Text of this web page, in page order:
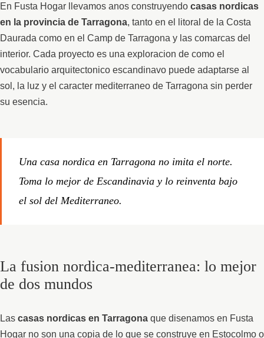
En Fusta Hogar llevamos anos construyendo casas nordicas
en la provincia de Tarragona, tanto en el litoral de la Costa
Daurada como en el Camp de Tarragona y las comarcas del
interior. Cada proyecto es una exploracion de como el
vocabulario arquitectonico escandinavo puede adaptarse al
sol, la luz y el caracter mediterraneo de Tarragona sin perder
su esencia.
Una casa nordica en Tarragona no imita el norte.
Toma lo mejor de Escandinavia y lo reinventa bajo
el sol del Mediterraneo.
La fusion nordica-mediterranea: lo mejor
de dos mundos
Las casas nordicas en Tarragona que disenamos en Fusta
Hogar no son una copia de lo que se construye en Estocolmo o